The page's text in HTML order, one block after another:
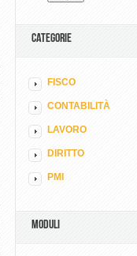
CATEGORIE
FISCO
CONTABILITÀ
LAVORO
DIRITTO
PMI
MODULI